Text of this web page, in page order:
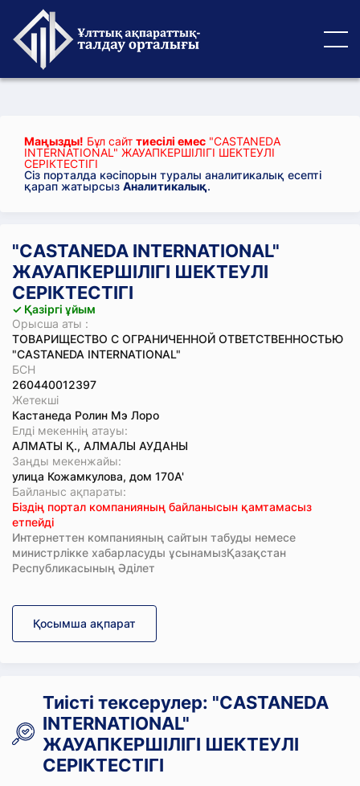
Маңызды! Бұл сайт тиесілі емес "CASTANEDA
INTERNATIONAL" ЖАУАПКЕРШІЛІГІ ШЕКТЕУЛІ
СЕРІКТЕСТІГІ
Сіз порталда кәсіпорын туралы аналитикалық есепті
қарап жатырсыз Аналитикалық.
"CASTANEDA INTERNATIONAL"
ЖАУАПКЕРШІЛІГІ ШЕКТЕУЛІ
СЕРІКТЕСТІГІ
✓ Қазіргі ұйым
Орысша аты :
ТОВАРИЩЕСТВО С ОГРАНИЧЕННОЙ ОТВЕТСТВЕННОСТЬЮ
"CASTANEDA INTERNATIONAL"
БСН
260440012397
Жетекші
Кастанеда Ролин Мэ Лоро
Елді мекеннің атауы:
АЛМАТЫ Қ., АЛМАЛЫ АУДАНЫ
Заңды мекенжайы:
улица Кожамкулова, дом 170А'
Байланыс ақпараты:
Біздің портал компанияның байланысын қамтамасыз
етпейді
Интернеттен компанияның сайтын табуды немесе
министрлікке хабарласуды ұсынамызҚазақстан
Республикасының Әділет
Қосымша ақпарат
Тиісті тексерулер: "CASTANEDA
INTERNATIONAL"
ЖАУАПКЕРШІЛІГІ ШЕКТЕУЛІ
СЕРІКТЕСТІГІ